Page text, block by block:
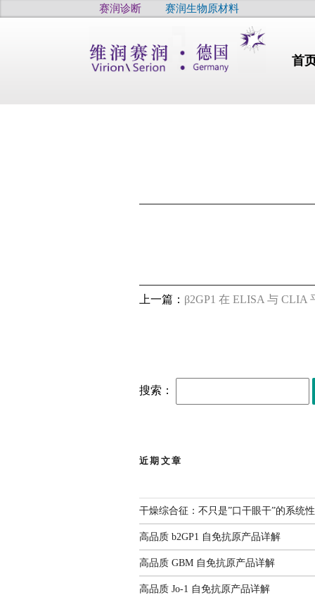
赛润诊断 赛润生物原材料
首
干燥
高品
上一篇： β2GP1 在 ELISA 与 CLIA
搜索：
近期文章
干燥综合征：不只是”口干眼干”的系统
高品质 b2GP1 自免抗原产品详解
高品质 GBM 自免抗原产品详解
高品质 Jo-1 自免抗原产品详解